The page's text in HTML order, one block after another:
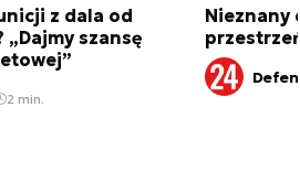
z dala od
szansę
2 min.
Nieznany